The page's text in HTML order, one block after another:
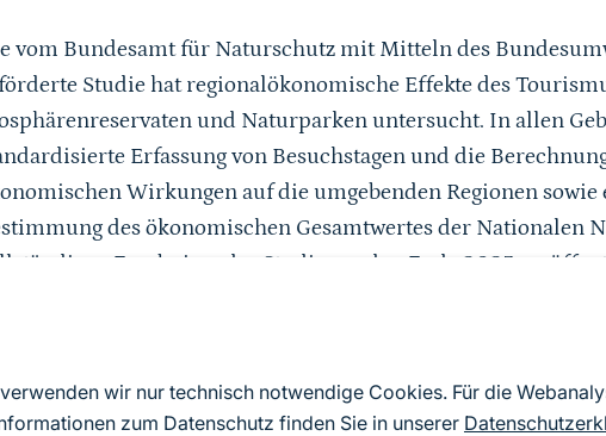
wir nur technisch notwendige Cookies. Für die
zum Datenschutz finden Sie in unserer
vom Bundesamt für Naturschutz mit Mitteln des
Studie hat regionalökonomische Effekte des
und Naturparken untersucht. In allen
Erfassung von Besuchstagen und die
Wirkungen auf die umgebenden Regionen sowie
des ökonomischen Gesamtwertes der Nationalen
Ergebnisse der Studie werden Ende 2025
Informationen